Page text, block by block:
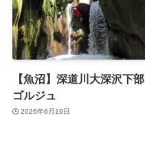
【魚沼】深道川大深沢下部
ゴルジュ
2026年6月19日